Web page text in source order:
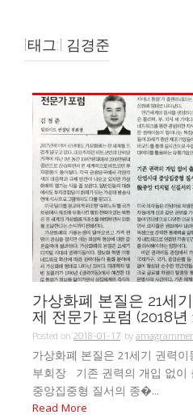
[태그:] 김경준
가상화폐 본질은 21세
제 전문가 포럼 (2018년
Posted on 2018-01-17 byamagrammer
가상화폐 본질은 21세기 권력
부회장 기존 권력의 개입 없이
중앙집중형 질서의 종�...
Read More